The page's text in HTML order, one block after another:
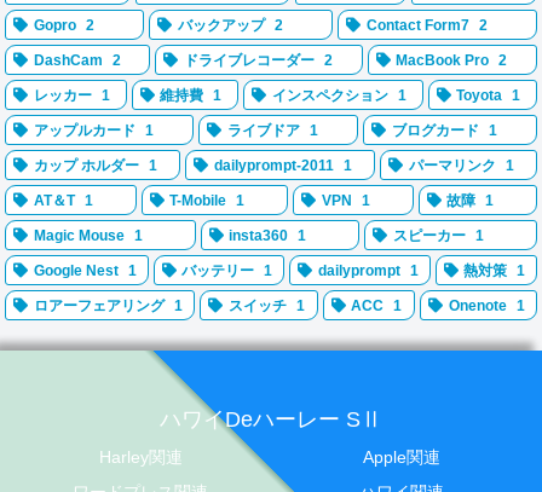
Gopro 2 バックアップ 2 Contact Form7 2
DashCam 2 ドライブレコーダー 2 MacBook Pro 2
レッカー 1 維持費 1 インスペクション 1 Toyota 1
アップルカード 1 ライブドア 1 ブログカード 1
カップ ホルダー 1 dailyprompt-2011 1 パーマリンク 1
AT＆T 1 T-Mobile 1 VPN 1 故障 1
Magic Mouse 1 insta360 1 スピーカー 1
Google Nest 1 バッテリー 1 dailyprompt 1 熱対策 1
ロアーフェアリング 1 スイッチ 1 ACC 1 Onenote 1
ハワイDeハーレー SⅡ
Harley関連
Apple関連